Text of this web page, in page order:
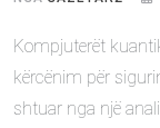
Kompjuterët
kërcënim për
shtuar nga një